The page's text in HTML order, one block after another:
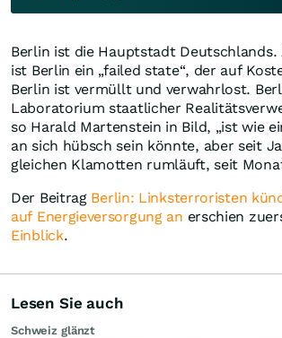
Berlin ist die Hauptstadt Deutschlands.
ist Berlin ein „failed state“, der auf
Berlin ist vermüllt und verwahrlost.
Laboratorium staatlicher
so Harald Martenstein in Bild, „ist wie
an sich hübsch sein könnte, aber seit
gleichen Klamotten rumläuft, seit
Der Beitrag Berlin: Linksterroristen
auf Energieversorgung an erschien
Einblick.
Lesen Sie auch
Schweiz glänzt